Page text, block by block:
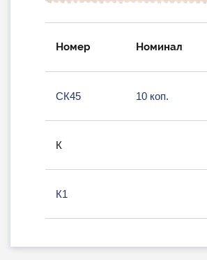
Номер Номинал
СК45 10 коп.
К
К1